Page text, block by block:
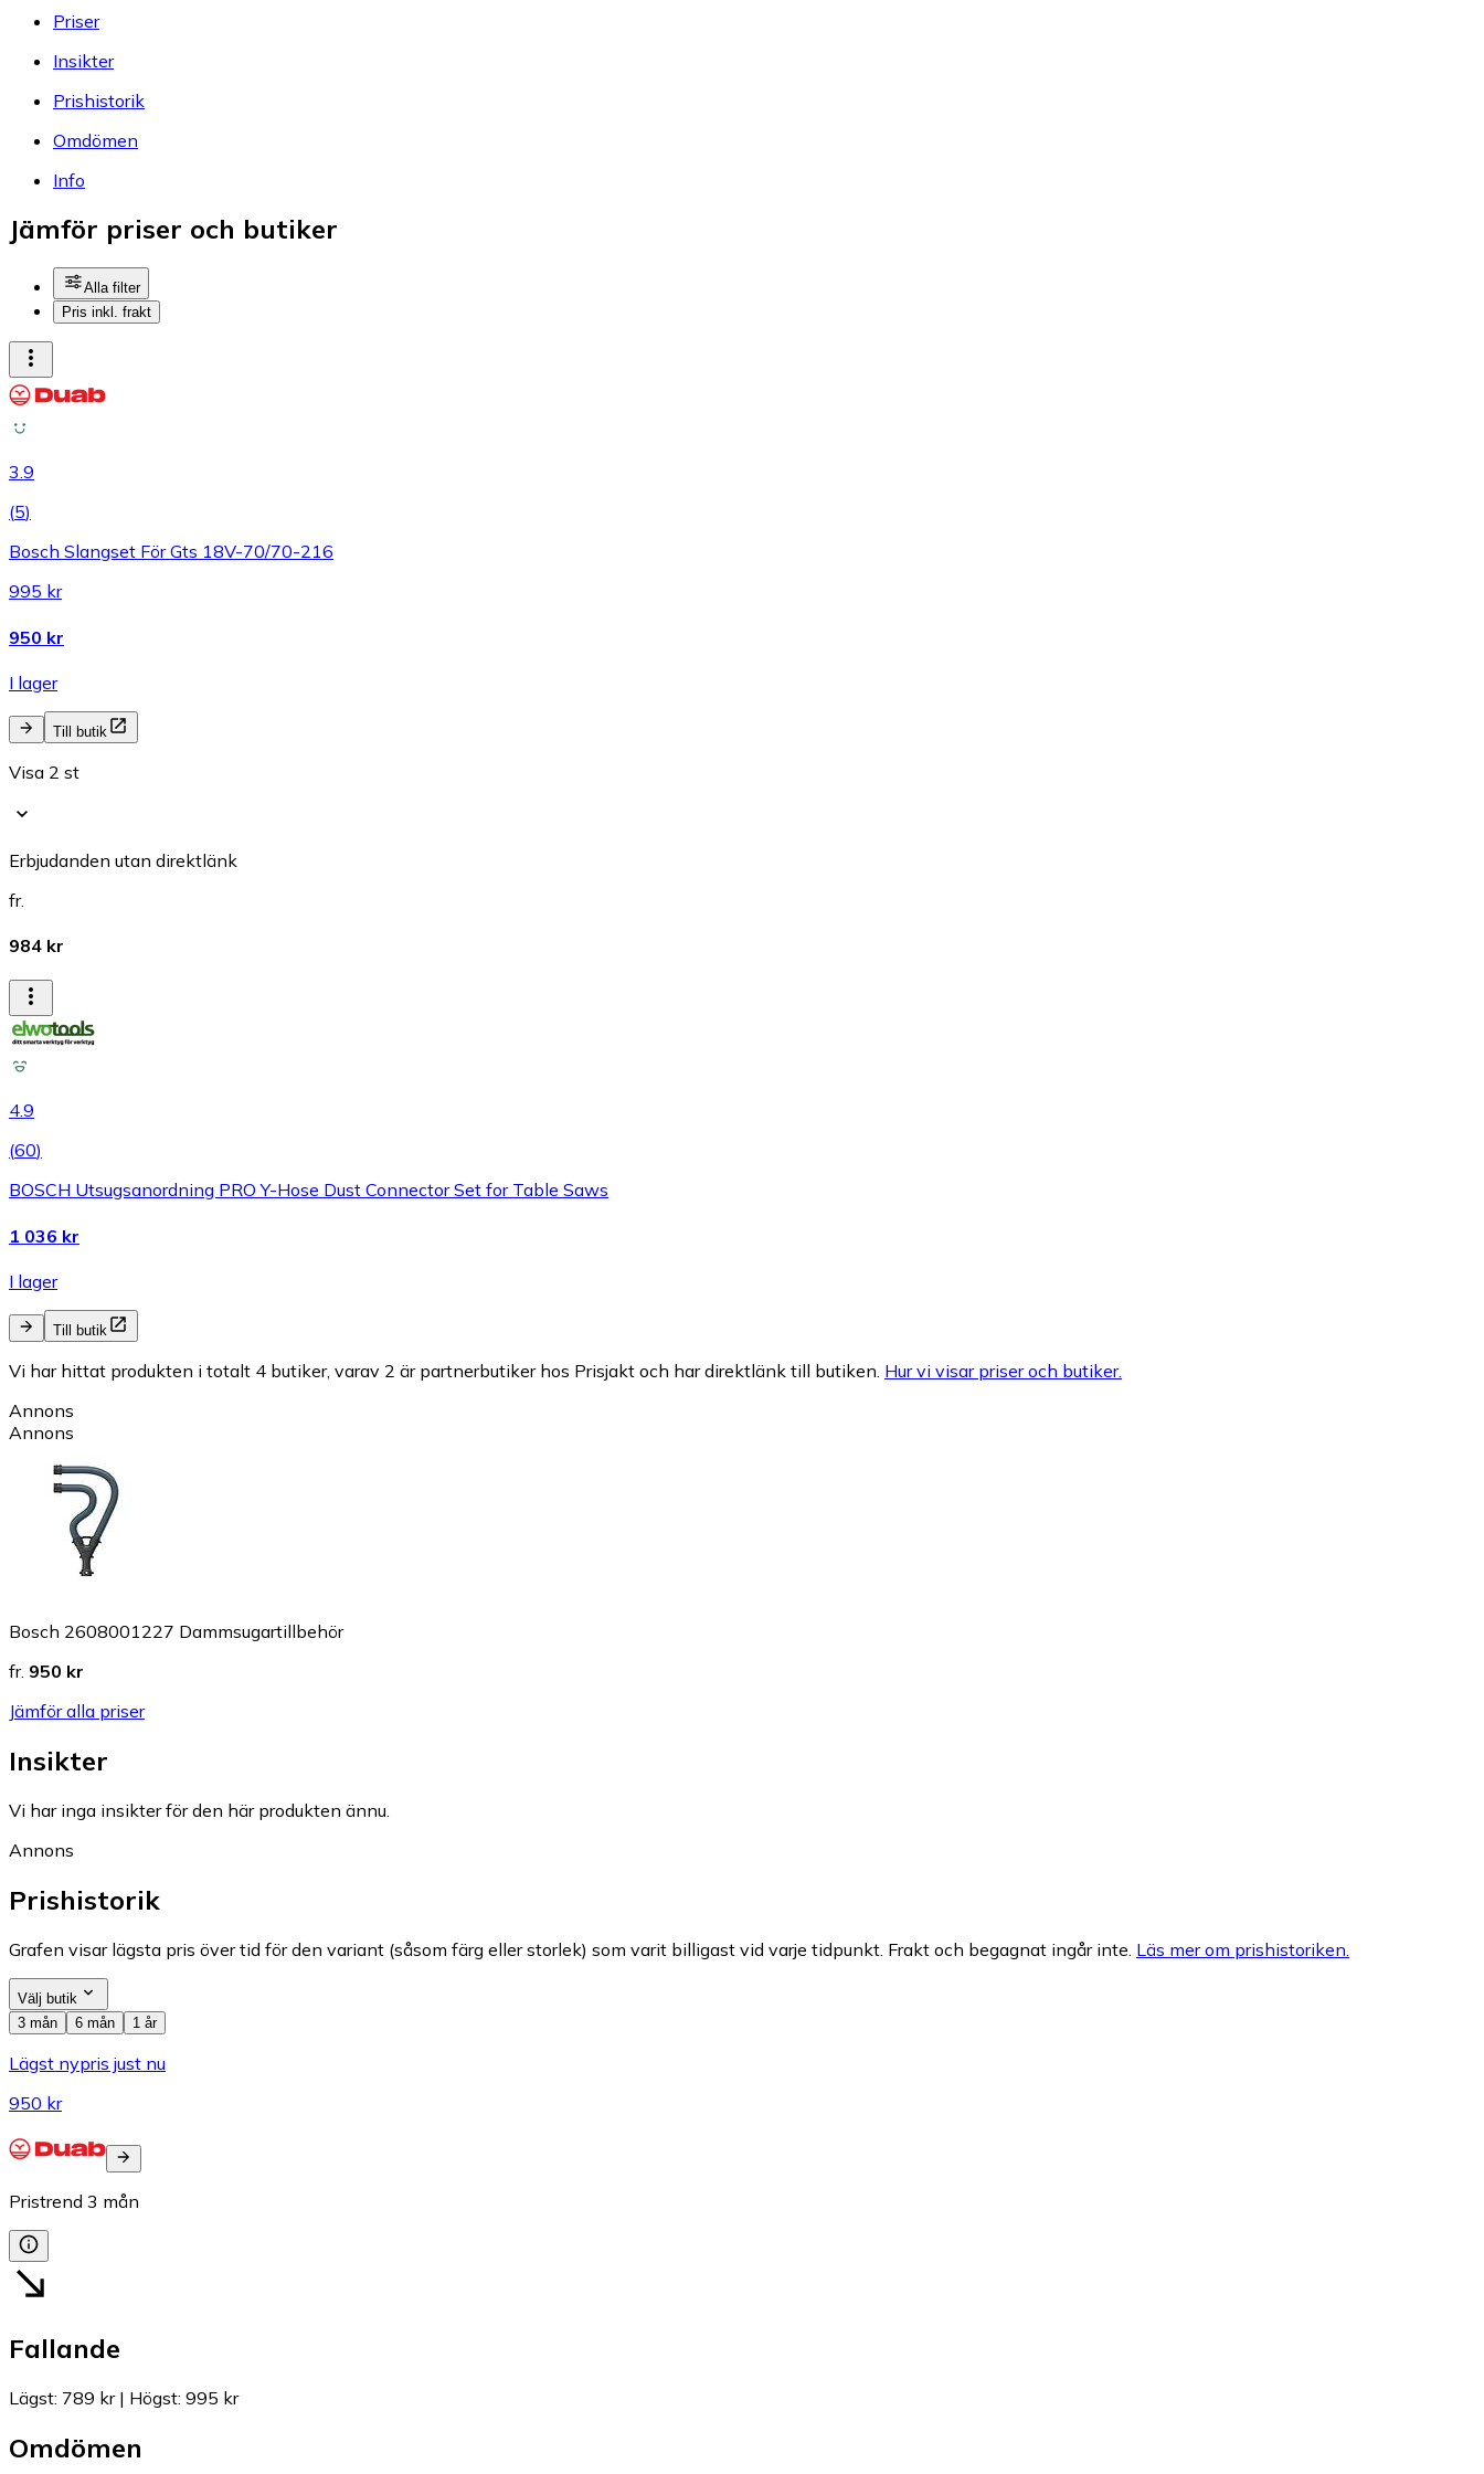
Priser
Insikter
Prishistorik
Omdömen
Info
Jämför priser och butiker
Alla filter
Pris inkl. frakt
3.9
(5)
Bosch Slangset För Gts 18V-70/70-216
995 kr
950 kr
I lager
Till butik
Visa 2 st
Erbjudanden utan direktlänk
fr.
984 kr
4.9
(60)
BOSCH Utsugsanordning PRO Y-Hose Dust Connector Set for Table Saws
1 036 kr
I lager
Till butik
Vi har hittat produkten i totalt 4 butiker, varav 2 är partnerbutiker hos Prisjakt och har direktlänk till butiken. Hur vi visar priser och butiker.
Annons
Annons
Bosch 2608001227 Dammsugartillbehör
fr. 950 kr
Jämför alla priser
Insikter
Vi har inga insikter för den här produkten ännu.
Annons
Prishistorik
Grafen visar lägsta pris över tid för den variant (såsom färg eller storlek) som varit billigast vid varje tidpunkt. Frakt och begagnat ingår inte. Läs mer om prishistoriken.
Välj butik
3 mån
6 mån 1 år
Lägst nypris just nu
950 kr
Pristrend 3 mån
Fallande
Lägst: 789 kr| Högst: 995 kr
Omdömen